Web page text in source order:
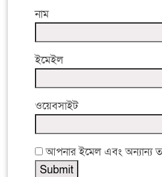
নাম
ইমেইল
ওয়েবসাইট
আপনার ইমেল এবং অন্যান্য